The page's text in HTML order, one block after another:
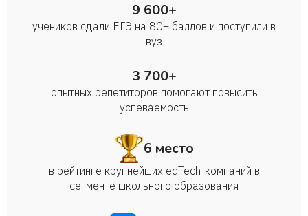
9 600+
учеников сдали ЕГЭ на 80+ баллов и поступили в
вуз
3 700+
опытных репетиторов помогают повысить
успеваемость
6 место
в рейтинге крупнейших edTech-компаний в
сегменте школьного образования